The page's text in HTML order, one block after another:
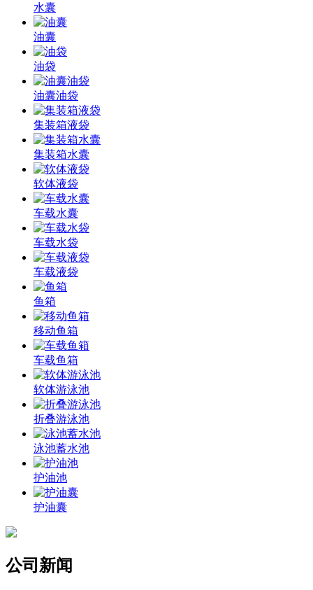
水囊
油囊
油袋
油囊油袋
集装箱液袋
集装箱水囊
软体液袋
车载水囊
车载水袋
车载液袋
鱼箱
移动鱼箱
车载鱼箱
软体游泳池
折叠游泳池
泳池蓄水池
护油池
护油囊
公司新闻